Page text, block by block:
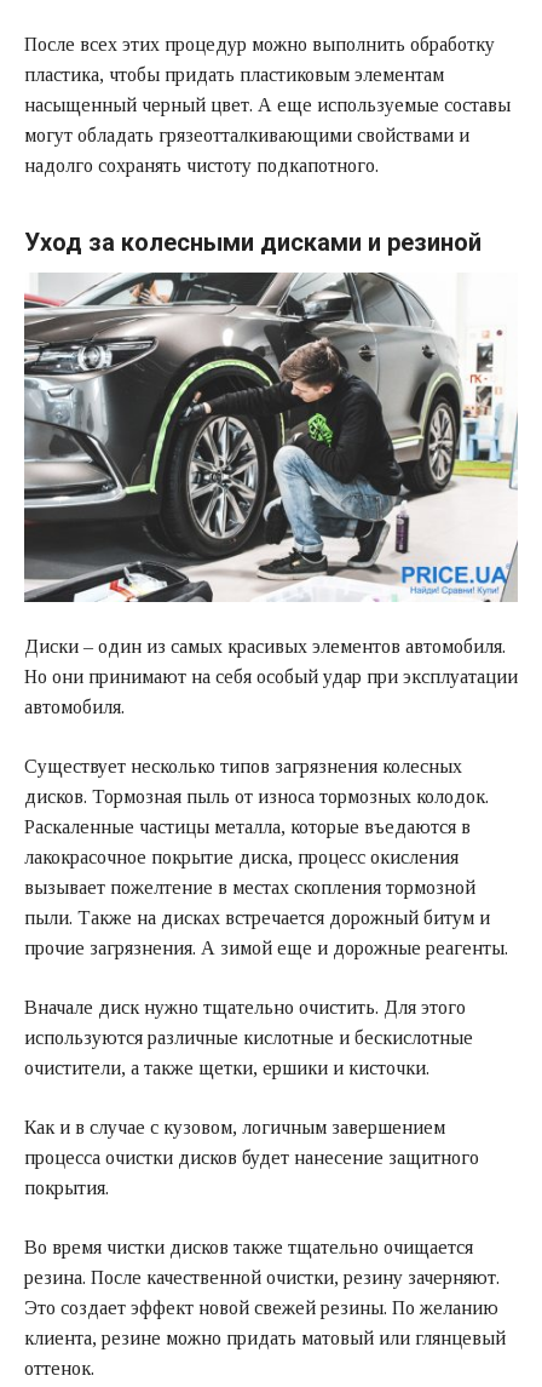
После всех этих процедур можно выполнить обработку
пластика, чтобы придать пластиковым элементам
насыщенный черный цвет. А еще используемые составы
могут обладать грязеотталкивающими свойствами и
надолго сохранять чистоту подкапотного.
Уход за колесными дисками и резиной
Диски – один из самых красивых элементов автомобиля.
Но они принимают на себя особый удар при эксплуатации
автомобиля.
Существует несколько типов загрязнения колесных
дисков. Тормозная пыль от износа тормозных колодок.
Раскаленные частицы металла, которые въедаются в
лакокрасочное покрытие диска, процесс окисления
вызывает пожелтение в местах скопления тормозной
пыли. Также на дисках встречается дорожный битум и
прочие загрязнения. А зимой еще и дорожные реагенты.
Вначале диск нужно тщательно очистить. Для этого
используются различные кислотные и бескислотные
очистители, а также щетки, ершики и кисточки.
Как и в случае с кузовом, логичным завершением
процесса очистки дисков будет нанесение защитного
покрытия.
Во время чистки дисков также тщательно очищается
резина. После качественной очистки, резину зачерняют.
Это создает эффект новой свежей резины. По желанию
клиента, резине можно придать матовый или глянцевый
оттенок.